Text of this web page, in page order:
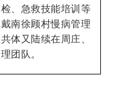
、急救技能培训等
南徐顾村慢病管理
体又陆续在周庄、
团队。